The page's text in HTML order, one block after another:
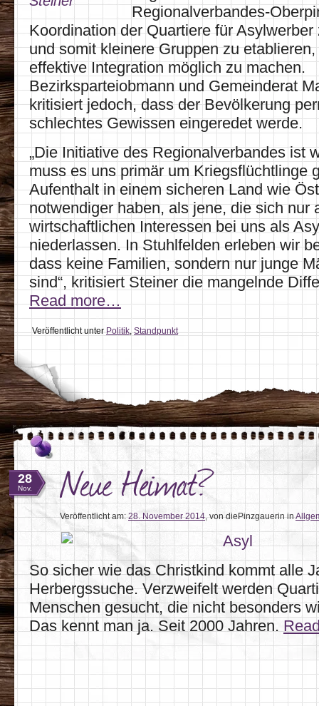
Regionalverbandes-
Koordination der Quartiere für Asylwerber
und somit kleinere Gruppen zu
effektive Integration möglich zu machen.
Bezirksparteiobmann und Gemeinderat
kritisiert jedoch, dass der Bevölkerung
schlechtes Gewissen eingeredet werde.
„Die Initiative des Regionalverbandes ist
muss es uns primär um Kriegsflüchtlinge
Aufenthalt in einem sicheren Land wie
notwendiger haben, als jene, die sich nur
wirtschaftlichen Interessen bei uns als
niederlassen. In Stuhlfelden erleben wir
dass keine Familien, sondern nur junge
sind“, kritisiert Steiner die mangelnde
Read more…
Veröffentlicht unterPolitik,Standpunkt
28
Nov. Neue Heimat?
Veröffentlicht am:28. November 2014,von diePinzgauerinin
So sicher wie das Christkind kommt alle
Herbergssuche. Verzweifelt werden
Menschen gesucht, die nicht besonders
Das kennt man ja. Seit 2000 Jahren.